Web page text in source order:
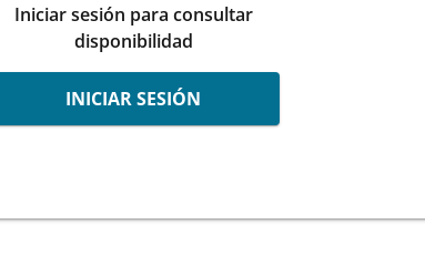
Iniciar sesión para consultar
disponibilidad
INICIAR SESIÓN